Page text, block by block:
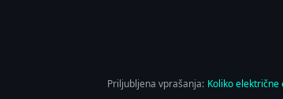
Priljubljena vprašanja: Koliko